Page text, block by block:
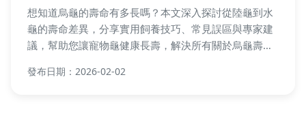
想知道烏龜的壽命有多長嗎？本文深入探討從陸龜到水
龜的壽命差異，分享實用飼養技巧、常見誤區與專家建
議，幫助您讓寵物龜健康長壽，解決所有關於烏龜壽命
發布日期：2026-02-02